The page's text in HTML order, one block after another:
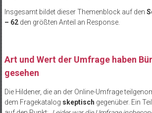
Insgesamt bildet dieser Themenblock auf den
– 62den größten Anteil an Response.
Art und Wert der Umfrage haben
gesehen
Die Hildener, die an der Online-Umfrage
dem Fragekatalog skeptisch gegenüber. Ein